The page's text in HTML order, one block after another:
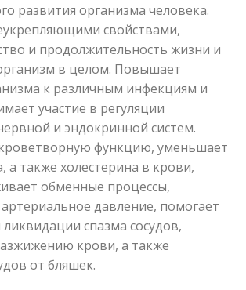
развития организма человека.
свойствами,
и продолжительность жизни и
в целом. Повышает
к различным инфекциям и
участие в регуляции
и эндокринной систем.
функцию, уменьшает
а также холестерина в крови,
обменные процессы,
давление, помогает
спазма сосудов,
крови, а также
от бляшек.